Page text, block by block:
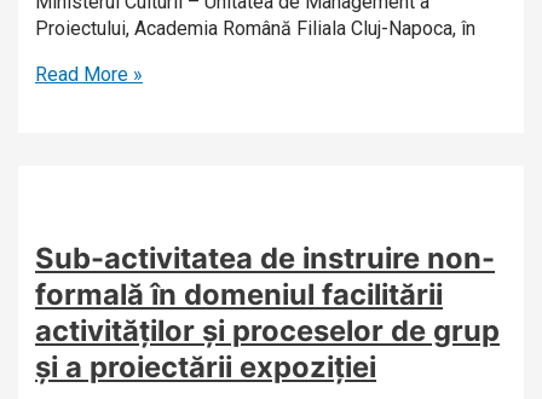
Proiectului, Academia Română Filiala Cluj-Napoca, în
Read More »
Sub-activitatea de instruire non-
formală în domeniul facilitării
activităților și proceselor de grup
și a proiectării expoziției